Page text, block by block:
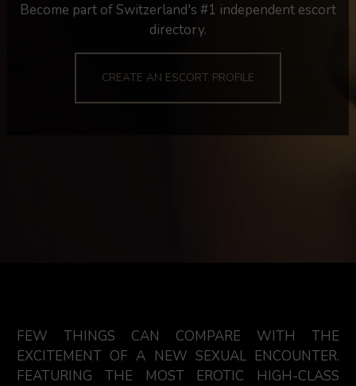
Become part of Switzerland's #1 independent escort
directory.
CREATE AN ESCORT PROFILE
FEW THINGS CAN COMPARE WITH THE
EXCITEMENT OF A NEW SEXUAL ENCOUNTER.
FEATURING THE MOST EROTIC HIGH-CLASS